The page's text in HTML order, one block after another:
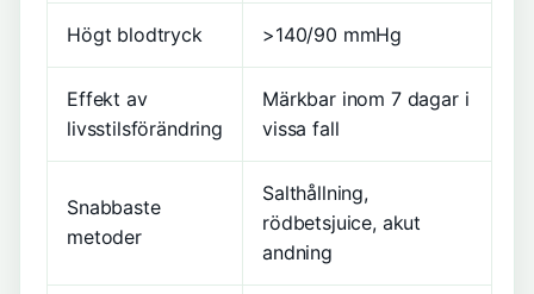
Högt blodtryck >140/90 mmHg
Effekt av
livsstilsförändring
Märkbar inom 7 dagar i
vissa fall
Snabbaste
metoder
Salthållning,
rödbetsjuice, akut
andning